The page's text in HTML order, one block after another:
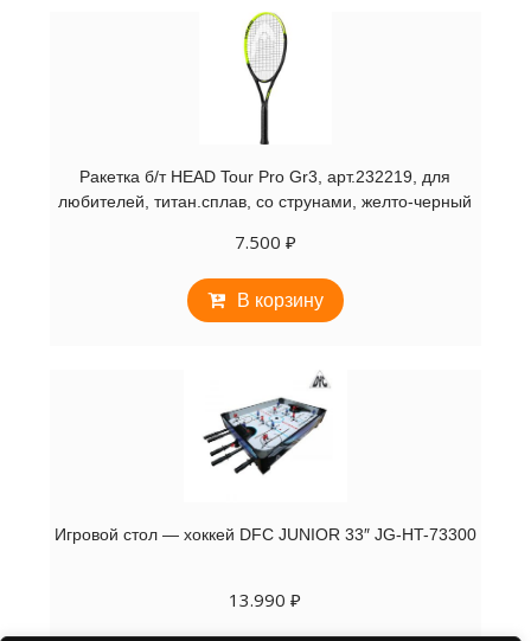
Ракетка б/т HEAD Tour Pro Gr3, арт.232219, для
любителей, титан.сплав, со струнами, желто-черный
7.500 ₽
В корзину
Игровой стол — хоккей DFC JUNIOR 33″ JG-HT-73300
13.990₽